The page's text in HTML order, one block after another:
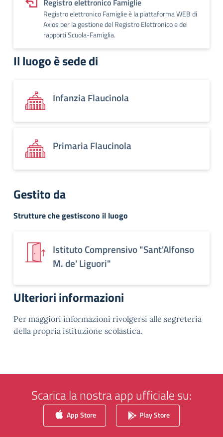
Registro elettronico Famiglie
Registro elettronico Famiglie è la piattaforma WEB di
Axios per la gestione del Registro Elettronico e dei
rapporti Scuola-Famiglia.
Il luogo è sede di
Infanzia Flaucinola
Primaria Flaucinola
Gestito da
Strutture che gestiscono il luogo
Istituto Comprensivo "Sant'Alfonso
M. de' Liguori"
Ulteriori informazioni
Per maggiori informazioni rivolgersi alle segreteria
della propria istituzione scolastica.
Scarica la nostra app ufficiale su:
App Store Play Store